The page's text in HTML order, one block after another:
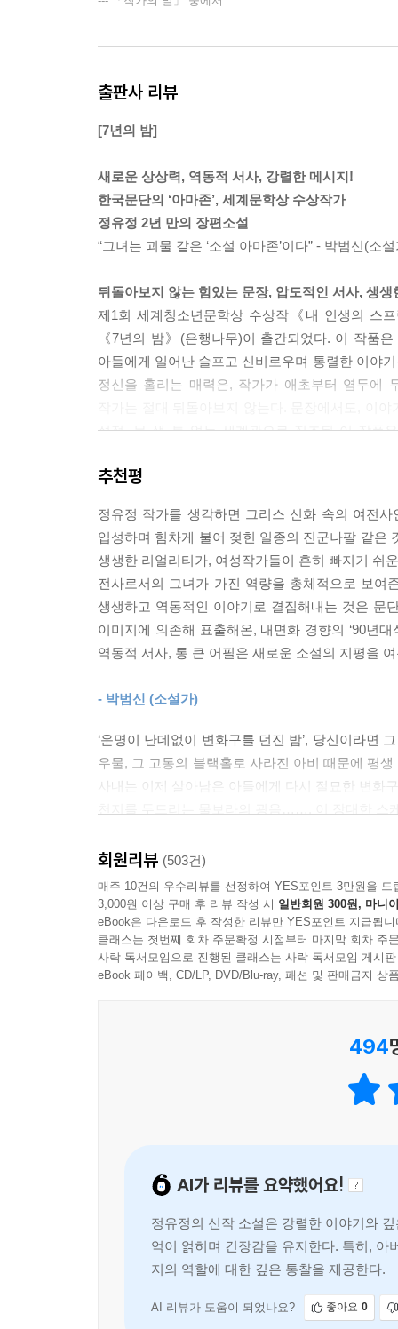
한 때는 신들린 것처럼 판을 읽어냈다는 전설의
남은 삶의 기쁨은 오직 아들 서원 이였다. 그날 밤
그가 원하는 건, 서원이 늘 이렇듯 평화롭게 잠드
(p. 411)
소설은 등장하는 인물들을 통해 이 시대를 살아
남몰래 간절히 바라던, 아버지 처럼은 살지 않
억척스레 살아 온 최현수의 아내 은주. 엘리트
가족을 만들기 위해 모두가 최선을 다해 그들만의
아닌 아버지의 자리를 지켰을까?
마지막 반전은 496페이지 까지 계속됩니다.
출판사 리뷰
[7년의 밤]
새로운 상상력, 역동적 서사, 강렬한 메시지!
한국문단의 ‘아마존’, 세계문학상 수상작가
정유정 2년 만의 장편소설
“그녀는 괴물 같은 ‘소설 아마존’이다” - 박범신(소
뒤돌아보지 않는 힘있는 문장, 압도적인 서사, 생생
제1회 세계청소년문학상 수상작《내 인생의 스
《7년의 밤》(은행나무)이 출간되었다. 이 작품
아들에게 일어난 슬프고 신비로우며 통렬한 이야
정신을 홀리는 매력은, 작가가 애초부터 염두에
설정, 물 샐 틈 없는 세계관으로 직조된 이 작품
작가는 전작 《내 심장을 쏴라》에서 보여줬듯
여성 작가로서는 무척 보기 드물게 자신만의 소
있다. 특히 이번 작품에서 작가는 실수로 인한
평범한 필력으로는 감당하기 어려운 소재와 이야
소설가 박범신은 작가를 한국문단의 ‘아마존
이미지에 의존해 표출해온, 내면화 경향의 ‘90년
생생한 리얼리티”를 지닌 소설이라고 평했는데
존망까지도 쥐락펴락하는 능수능란함과 함께
이토록 문학적인 섬세함을 놓치지 않고 강단 있
걸린 죽음의 올가미를 벗기기 위해 사투를 벌이고
바깥쪽 이야기는 ‘살인마의 아들’이라는 굴레를
데서 시작된다. 아버지의 죽음은 ‘7년 전 그날
여전히 올가미가 걸려 있었으며 그 올가미를 죄는
삶이라는 혼돈 속에서 우리는 때때로 가장 중요
7년 전 밤에 무엇을 할 수 있었을까. 이 소설의
삶과 정면으로 대결하는 가운데, 절망을 극복하
소설은 삶을 기어이 이어가게 만드는, “그 모든
역사와 그로 인한 페이소스가 개연성을 띠고 소
내달리고 있음을 느끼게 된다. 숨이 턱턱 막히지
나타나지만 독자의 마음은 더 깊이 내려가면 신비
당신이라면 저주받은 생을 어떤 타구로 받아칠 것
추천평
정유정 작가를 생각하면 그리스 신화 속의 여전
입성하며 힘차게 불어 젖힌 일종의 진군나팔 같은
생생한 리얼리티가, 여성작가들이 흔히 빠지기 쉬
전사로서의 그녀가 가진 역량을 총체적으로 보여
생생하고 역동적인 이야기로 결집해내는 것은 문
이미지에 의존해 표출해온, 내면화 경향의 ‘90년
역동적 서사, 통 큰 어필은 새로운 소설의 지평을
- 박범신 (소설가)
‘운명이 난데없이 변화구를 던진 밤’, 당신이라면
우물, 그 고통의 블랙홀로 사라진 아비 때문에 평
사내는 이제 살아남은 아들에게 다시 절묘한 변화
- 조용호 (소설가)
회원리뷰 (503건)
매주 10건의 우수리뷰를 선정하여 YES포인트 3만원을 드
3,000원 이상 구매 후 리뷰 작성 시 일반회원 300원, 마니
eBook은 다운로드 후 작성한 리뷰만 YES포인트 지급됩니
클래스는 첫번째 회차 주문확정 시점부터 마지막 회차 주
사락 독서모임으로 진행된 클래스는 사락 독서모임 게시
eBook 페이백, CD/LP, DVD/Blu-ray, 패션 및 판매금지 상
494
AI가 리뷰를 요약했어요!
정유정의 신작 소설은 강렬한 이야기와
억이 얽히며 긴장감을 유지한다. 특히,
지의 역할에 대한 깊은 통찰을 제공한다.
AI 리뷰가 도움이 되었나요? 좋아요 0